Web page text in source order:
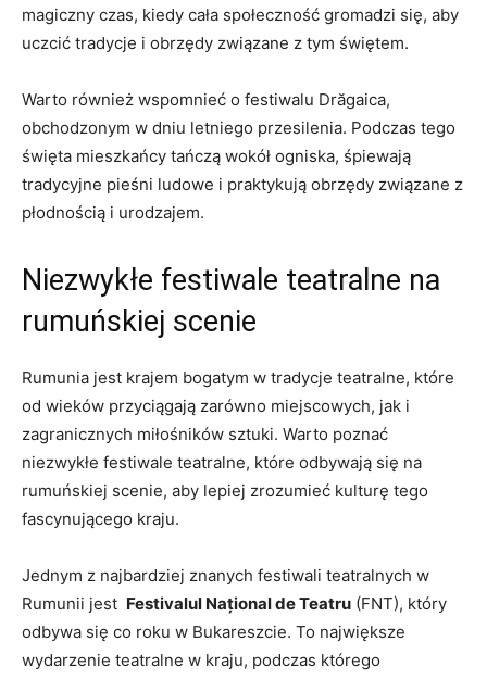
magiczny ⁣czas, kiedy cała​ społeczność‍ gromadzi się, aby
⁢uczcić tradycje i obrzędy związane z tym świętem.
Warto⁤ również wspomnieć o ‍festiwalu Drăgaica,
obchodzonym‍ w ⁣dniu ⁤letniego przesilenia. Podczas tego
święta ⁢mieszkańcy ​tańczą wokół ogniska, śpiewają
tradycyjne pieśni ludowe ​i praktykują obrzędy⁣ związane z
płodnością ⁣i urodzajem.
Niezwykłe​ festiwale⁤ teatralne na
rumuńskiej scenie
Rumunia​ jest⁢ krajem bogatym w tradycje teatralne, które
od wieków przyciągają zarówno miejscowych, jak i
zagranicznych miłośników ⁤sztuki. Warto poznać
niezwykłe festiwale ‌teatralne,⁣ które odbywają się ⁢na
rumuńskiej scenie, aby‍ lepiej zrozumieć kulturę tego
fascynującego​ kraju.
Jednym z najbardziej znanych festiwali teatralnych w
Rumunii jest ⁢ Festivalul Național de Teatru (FNT), który
odbywa się⁤ co⁢ roku​ w Bukareszcie. To największe
wydarzenie teatralne w kraju, podczas ⁤którego